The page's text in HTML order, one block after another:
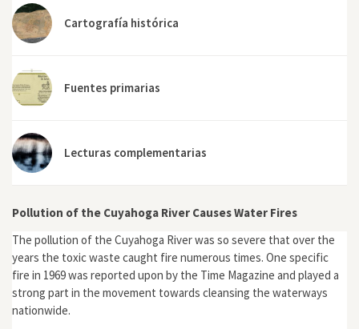
Cartografía histórica
Fuentes primarias
Lecturas complementarias
Pollution of the Cuyahoga River Causes Water Fires
The pollution of the Cuyahoga River was so severe that over the
years the toxic waste caught fire numerous times. One specific
fire in 1969 was reported upon by the Time Magazine and played a
strong part in the movement towards cleansing the waterways
nationwide.